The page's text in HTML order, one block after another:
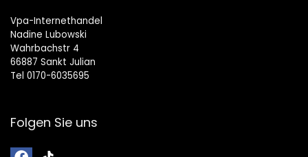
Vpa-Internethandel
Nadine Lubowski
Wahrbachstr 4
66887 Sankt Julian
Tel 0170-6035695
Folgen Sie uns